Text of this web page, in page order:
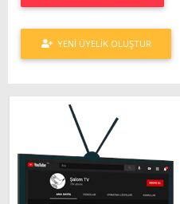
YENI ÜYELIK OLUŞTUR